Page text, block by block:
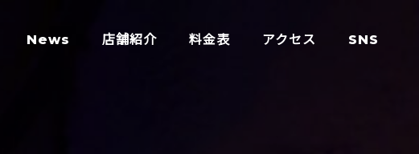
News 店舗紹介 料金表 アクセス SNS